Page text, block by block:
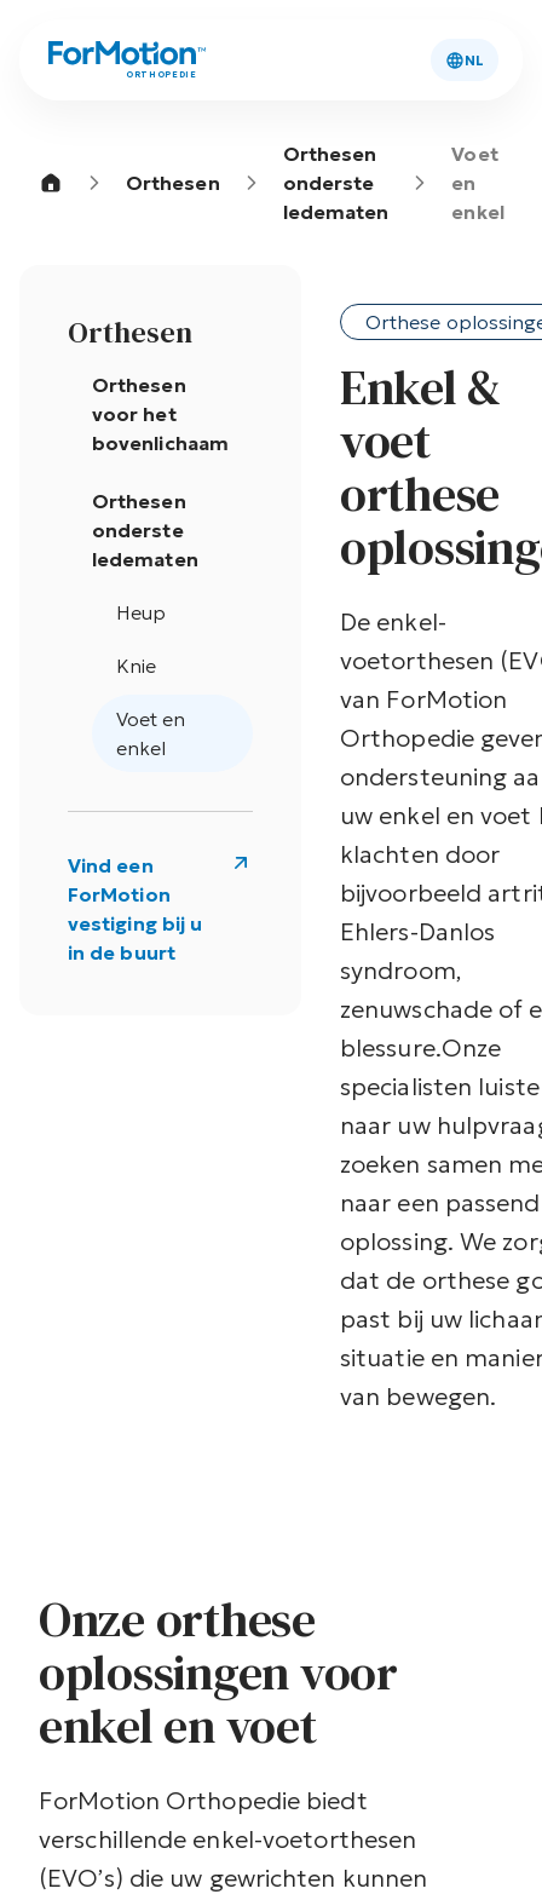
ORTHOPEDIE
NL
Orthesen
Orthesen
onderste
ledematen
Voet
en
enkel
Orthesen
Orthesen
voor het
bovenlichaam
Orthesen
onderste
ledematen
Heup
Knie
Voet en
enkel
Vind een
ForMotion
vestiging bij u
in de buurt
Orthese
Enkel &
voet
orthese
De enkel-
voetorthesen
van ForMotion
Orthopedie
ondersteuning
uw enkel en voet
klachten door
bijvoorbeeld
Ehlers-Danlos
syndroom,
zenuwschade of
blessure.Onze
specialisten
naar uw
zoeken samen
naar een
oplossing. We
dat de orthese
past bij uw
situatie en
van bewegen.
Onze orthese
oplossingen voor
enkel en voet
ForMotion Orthopedie biedt
verschillende enkel-voetorthesen
(EVO’s) die uw gewrichten kunnen